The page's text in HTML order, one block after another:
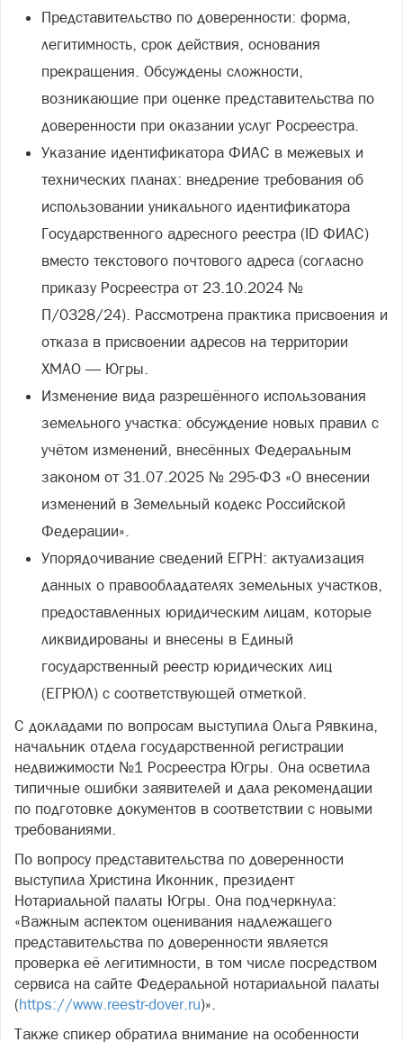
Представительство по доверенности: форма,
легитимность, срок действия, основания
прекращения. Обсуждены сложности,
возникающие при оценке представительства по
доверенности при оказании услуг Росреестра.
Указание идентификатора ФИАС в межевых и
технических планах: внедрение требования об
использовании уникального идентификатора
Государственного адресного реестра (ID ФИАС)
вместо текстового почтового адреса (согласно
приказу Росреестра от 23.10.2024 №
П/0328/24). Рассмотрена практика присвоения и
отказа в присвоении адресов на территории
ХМАО — Югры.
Изменение вида разрешённого использования
земельного участка: обсуждение новых правил с
учётом изменений, внесённых Федеральным
законом от 31.07.2025 № 295‑ФЗ «О внесении
изменений в Земельный кодекс Российской
Федерации».
Упорядочивание сведений ЕГРН: актуализация
данных о правообладателях земельных участков,
предоставленных юридическим лицам, которые
ликвидированы и внесены в Единый
государственный реестр юридических лиц
(ЕГРЮЛ) с соответствующей отметкой.
С докладами по вопросам выступила Ольга Рявкина,
начальник отдела государственной регистрации
недвижимости №1 Росреестра Югры. Она осветила
типичные ошибки заявителей и дала рекомендации
по подготовке документов в соответствии с новыми
требованиями.
По вопросу представительства по доверенности
выступила Христина Иконник, президент
Нотариальной палаты Югры. Она подчеркнула:
«Важным аспектом оценивания надлежащего
представительства по доверенности является
проверка её легитимности, в том числе посредством
сервиса на сайте Федеральной нотариальной палаты
(https://www.reestr-dover.ru)».
Также спикер обратила внимание на особенности